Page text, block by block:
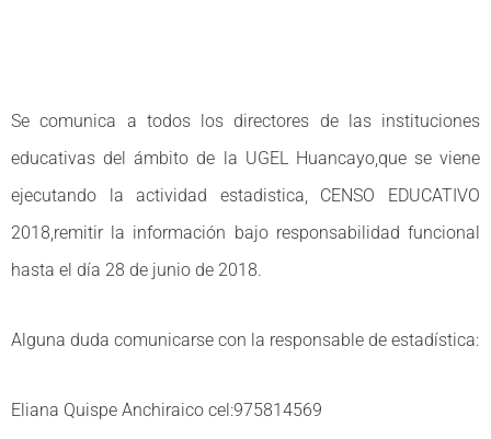
Se comunica a todos los directores de las instituciones
educativas del ámbito de la UGEL Huancayo,que se viene
ejecutando la actividad estadistica, CENSO EDUCATIVO
2018,remitir la información bajo responsabilidad funcional
hasta el día 28 de junio de 2018.
Alguna duda comunicarse con la responsable de estadística:
Eliana Quispe Anchiraico cel:975814569